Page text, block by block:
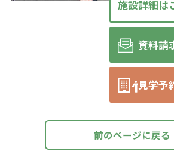
施設詳細は
資料請
見学予
前のページに戻る